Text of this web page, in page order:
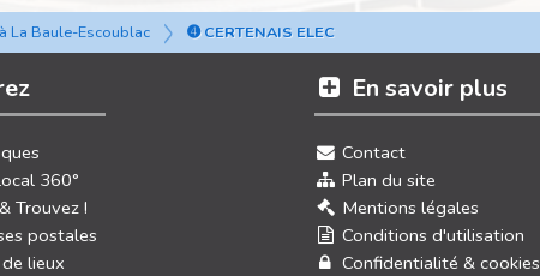
La Baule-Escoublac ➍ CERTENAIS ELEC
En savoir plus
Contact
Plan du site
Mentions légales
Conditions d'utilisation
Confidentialité & cookies
360°
Trouvez !
postales
lieux